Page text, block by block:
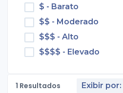
$ - Barato
$$ - Moderado
$$$ - Alto
$$$$ - Elevado
1 Resultados Exibir por: